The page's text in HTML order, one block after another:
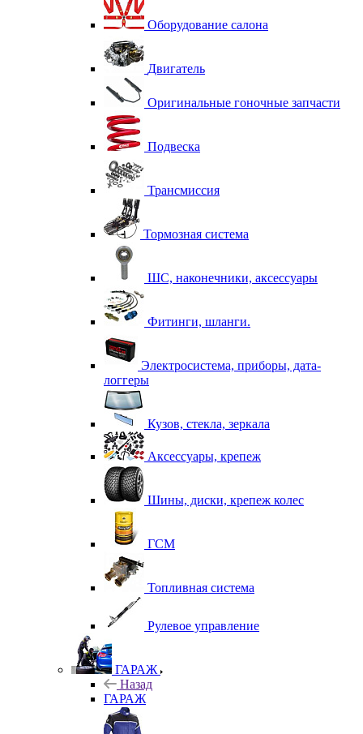
Оборудование салона
Двигатель
Оригинальные гоночные запчасти
Подвеска
Трансмиссия
Тормозная система
ШС, наконечники, аксессуары
Фитинги, шланги.
Электросистема, приборы, дата-
логгеры
Кузов, стекла, зеркала
Аксессуары, крепеж
Шины, диски, крепеж колес
ГСМ
Топливная система
Рулевое управление
ГАРАЖ
Назад
ГАРАЖ